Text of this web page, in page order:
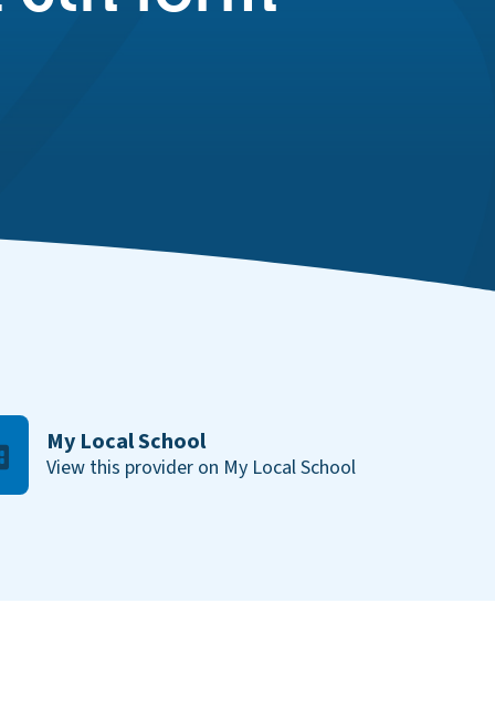
My Local School
View this provider on My Local School